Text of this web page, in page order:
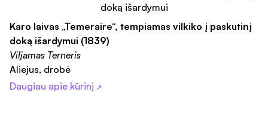
Karo laivas „Temeraire“, tempiamas vilkiko į paskutinį
doką išardymui (1839)
Viljamas Terneris
Aliejus, drobė
Daugiau apie kūrinį ↗